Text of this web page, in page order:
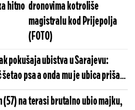
hitno dronovima kotroliše
magistralu kod Prijepolja
(FOTO)
pokušaja ubistva u Sarajevu:
šetao psa a onda mu je ubica prišao
(VIDEO)
(57) na terasi brutalno ubio majku,